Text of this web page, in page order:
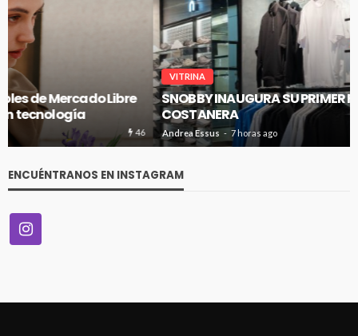
VITRINA
SNOBBY INAUGURA SU PRIMER FLAGSHIP EN CENCO
COSTANERA
Andrea Essus 7 horas ago
ENCUÉNTRANOS EN INSTAGRAM